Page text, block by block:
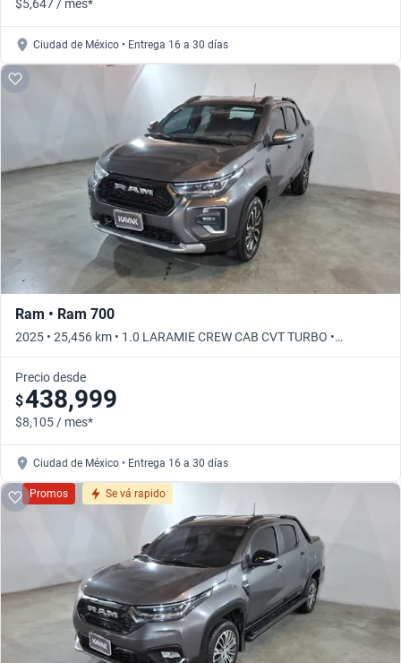
$5,647 / mes*
Ciudad de México • Entrega 16 a 30 días
Ram • Ram 700
2025 • 25,456 km • 1.0 LARAMIE CREW CAB CVT TURBO •
Automático
Precio desde
$438,999
$8,105 / mes*
Ciudad de México • Entrega 16 a 30 días
Promos Se vá rapido